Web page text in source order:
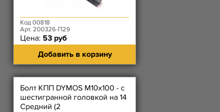
Код 00818
Арт. 200326-П29
Цена: 53 руб
Добавить в корзину
Болт КПП DYMOS М10х100 - с
шестигранной головкой на 14
Средний (2